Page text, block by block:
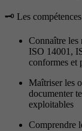
🗝️ Les compétences
Connaître les
ISO 14001,
conformes et
Maîtriser les
documenter
exploitables
Comprendre